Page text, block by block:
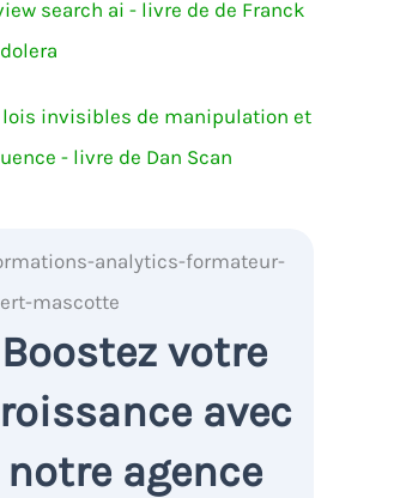
Boostez votre
avec
notre agence